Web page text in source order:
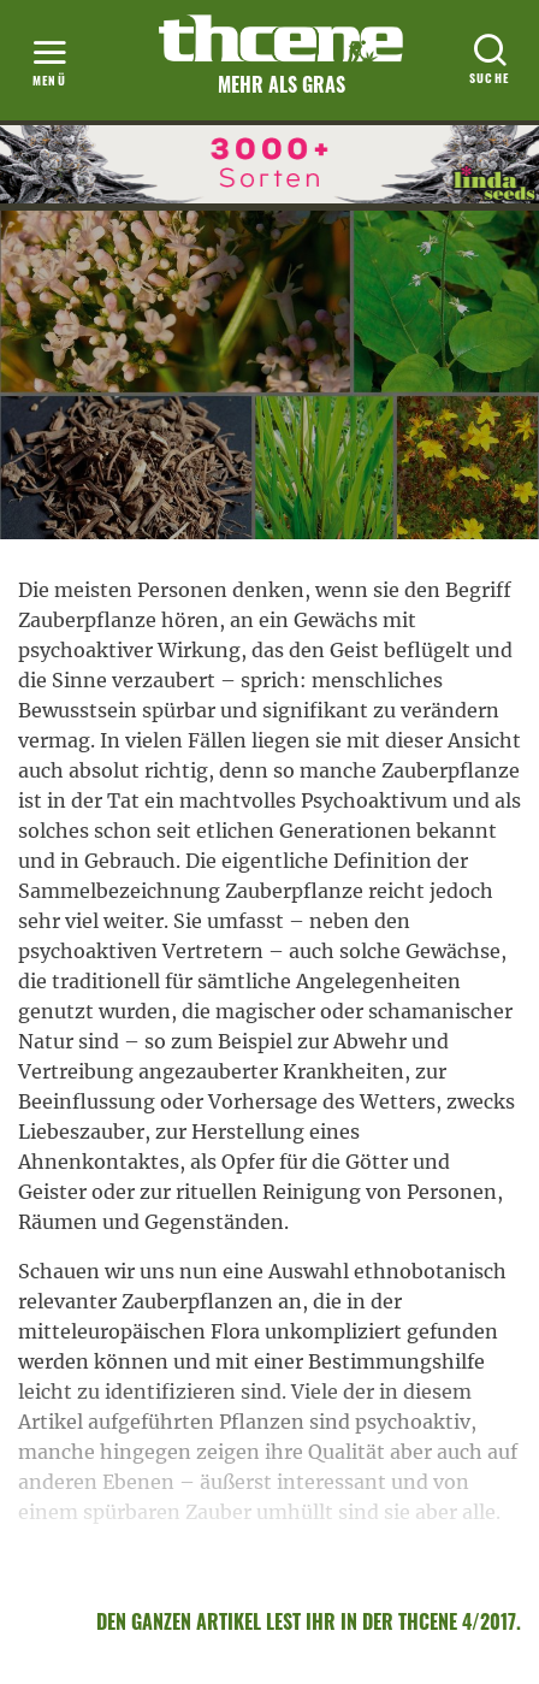
MEHR ALS GRAS
Die meisten Personen denken, wenn sie den Begriff
Zauberpflanze hören, an ein Gewächs mit
psychoaktiver Wirkung, das den Geist beflügelt und
die Sinne verzaubert – sprich: menschliches
Bewusstsein spürbar und signifikant zu verändern
vermag. In vielen Fällen liegen sie mit dieser Ansicht
auch absolut richtig, denn so manche Zauberpflanze
ist in der Tat ein machtvolles Psychoaktivum und als
solches schon seit etlichen Generationen bekannt
und in Gebrauch. Die eigentliche Definition der
Sammelbezeichnung Zauberpflanze reicht jedoch
sehr viel weiter. Sie umfasst – neben den
psychoaktiven Vertretern – auch solche Gewächse,
die traditionell für sämtliche Angelegenheiten
genutzt wurden, die magischer oder schamanischer
Natur sind – so zum Beispiel zur Abwehr und
Vertreibung angezauberter Krankheiten, zur
Beeinflussung oder Vorhersage des Wetters, zwecks
Liebeszauber, zur Herstellung eines
Ahnenkontaktes, als Opfer für die Götter und
Geister oder zur rituellen Reinigung von Personen,
Räumen und Gegenständen.
Schauen wir uns nun eine Auswahl ethnobotanisch
relevanter Zauberpflanzen an, die in der
mitteleuropäischen Flora unkompliziert gefunden
werden können und mit einer Bestimmungshilfe
leicht zu identifizieren sind. Viele der in diesem
Artikel aufgeführten Pflanzen sind psychoaktiv,
manche hingegen zeigen ihre Qualität aber auch auf
anderen Ebenen – äußerst interessant und von
einem spürbaren Zauber umhüllt sind sie aber alle.
DEN GANZEN ARTIKEL LEST IHR IN DER THCENE 4/2017.